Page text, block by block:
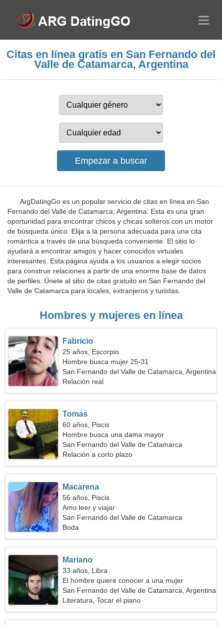
Citas en línea gratis en San Fernando del
Valle de Catamarca, Argentina
ArgDatingGo es un popular servicio de citas en línea en San
Fernando del Valle de Catamarca, Argentina. Esta es una gran
oportunidad para encontrar chicos y chicas solteros con un motor
de búsqueda único. Elija a la persona adecuada para una cita
romántica a través de una búsqueda conveniente. El sitio lo
ayudará a encontrar amigos y hacer conocidos virtuales
interesantes. Esta página ayuda a los usuarios a elegir socios
para construir relaciones a partir de una enorme base de datos
de perfiles. Únete al sitio de citas gratuito en San Fernando del
Valle de Catamarca para locales, extranjeros y turistas.
Hombres y mujeres en línea
Fabricio
25 años, Escorpio
Hombre busca mujer 25-31
San Fernando del Valle de Catamarca, Argentina
Relación real
Tomas
60 años, Piscis
Hombre busca una dama mayor
San Fernando del Valle de Catamarca
Relación a corto plazo
Macarena
56 años, Piscis
Amo leer y viajar
San Fernando del Valle de Catamarca
Boda
Mariano
33 años, Libra
El hombre quiere conocer a una mujer
San Fernando del Valle de Catamarca, Argentina
Literatura, Tocar el piano